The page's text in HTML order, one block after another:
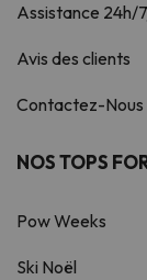
Assistance 24h/
Avis des clients
Contactez-Nous
NOS TOPS
Pow Weeks
Ski Noël